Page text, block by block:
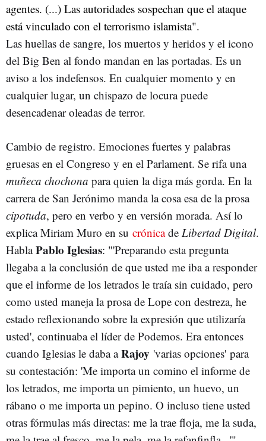
agentes. (...) Las autoridades sospechan que el ataque
está vinculado con el terrorismo islamista".
Las huellas de sangre, los muertos y heridos y el icono
del Big Ben al fondo mandan en las portadas. Es un
aviso a los indefensos. En cualquier momento y en
cualquier lugar, un chispazo de locura puede
desencadenar oleadas de terror.
Cambio de registro. Emociones fuertes y palabras
gruesas en el Congreso y en el Parlament. Se rifa una
muñeca chochona para quien la diga más gorda. En la
carrera de San Jerónimo manda la cosa esa de la prosa
cipotuda, pero en verbo y en versión morada. Así lo
explica Miriam Muro en su crónicade Libertad Digital.
HablaPablo Iglesias: "'Preparando esta pregunta
llegaba a la conclusión de que usted me iba a responder
que el informe de los letrados le traía sin cuidado, pero
como usted maneja la prosa de Lope con destreza, he
estado reflexionando sobre la expresión que utilizaría
usted', continuaba el líder de Podemos. Era entonces
cuando Iglesias le daba aRajoy 'varias opciones' para
su contestación: 'Me importa un comino el informe de
los letrados, me importa un pimiento, un huevo, un
rábano o me importa un pepino. O incluso tiene usted
otras fórmulas más directas: me la trae floja, me la suda,